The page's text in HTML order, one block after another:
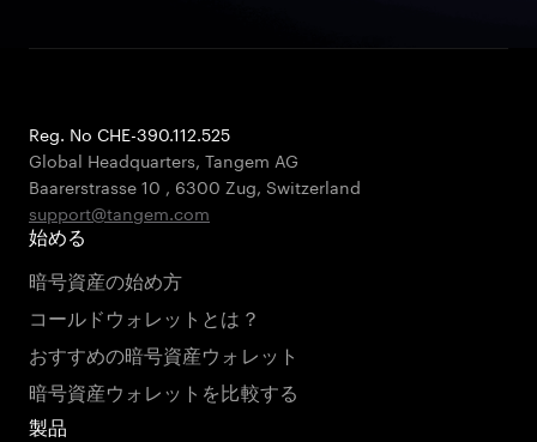
Reg. No CHE-390.112.525
Global Headquarters, Tangem AG
Baarerstrasse 10 , 6300 Zug, Switzerland
support@tangem.com
始める
暗号資産の始め方
コールドウォレットとは？
おすすめの暗号資産ウォレット
暗号資産ウォレットを比較する
製品